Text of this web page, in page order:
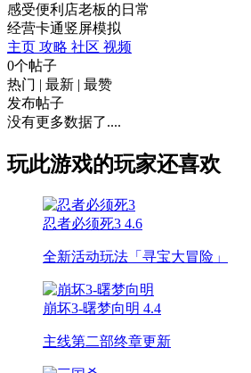
感受便利店老板的日常
经营卡通竖屏模拟
主页 攻略 社区 视频
0个帖子
热门 | 最新 | 最赞
发布帖子
没有更多数据了....
玩此游戏的玩家还喜欢
忍者必须死3 4.6
全新活动玩法「寻宝大冒险」
崩坏3-曙梦向明 4.4
主线第二部终章更新